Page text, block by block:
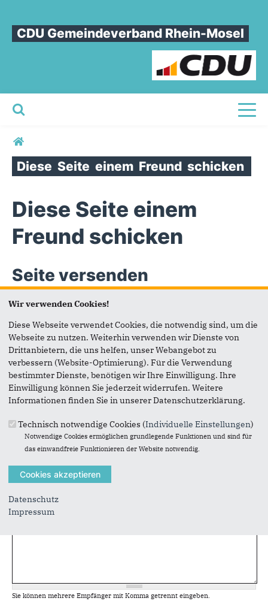
CDU Gemeindeverband Rhein-Mosel
Sie sind hier
Diese Seite einem Freund schicken
Diese Seite einem
Freund schicken
Seite versenden
Vielen Dank, dass Sie die Inhalte unserer Homepage
weiterempfehlen.
Anmerkung: Ihre E-Mail-Adresse wird benötigt um die
Personen, denen Sie die Seite weiterempfehlen, zu
informieren, von wem die Empfehlung kommt, und dass es
kein Spam ist.
Das mit * gekennzeichnete Feld ist ein Pflichtfeld.
Eigene E-Mail-Adresse *
Eigener Name*
Senden an
Sie können mehrere Empfänger mit Komma getrennt eingeben.
Wir verwenden Cookies!
Diese Webseite verwendet Cookies, die notwendig sind, um die
Webseite zu nutzen. Weiterhin verwenden wir Dienste von
Drittanbietern, die uns helfen, unser Webangebot zu
verbessern (Website-Optimierung). Für die Verwendung
bestimmter Dienste, benötigen wir Ihre Einwilligung. Ihre
Einwilligung können Sie jederzeit widerrufen. Weitere
Informationen finden Sie in unserer Datenschutzerklärung.
Technisch notwendige Cookies (Individuelle Einstellungen)
Notwendige Cookies ermöglichen grundlegende Funktionen und sind für
das einwandfreie Funktionieren der Website notwendig.
Datenschutz
Impressum